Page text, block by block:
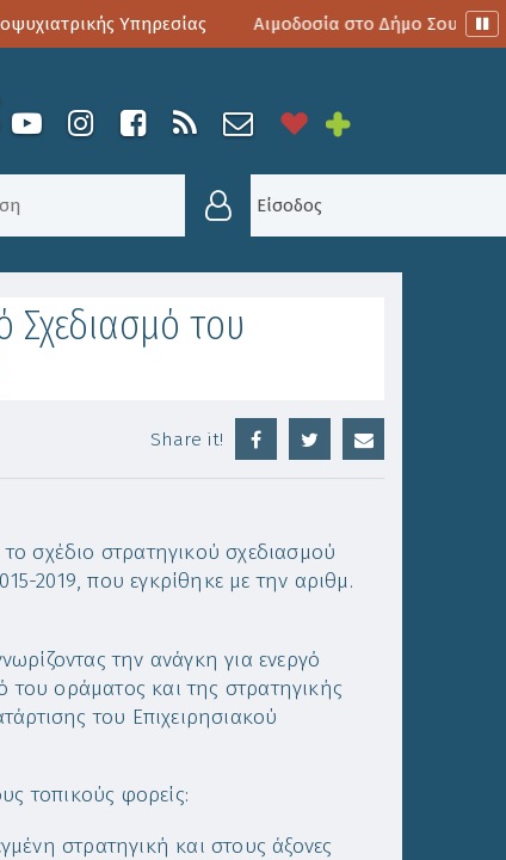
Υπηρεσίας Αιμοδοσία στο Δήμο Σουλίου
ΣΧΕΔΙΑΣΜΌ ΤΟΥ
Είσοδος
Σχεδιασμό του
Share it!
σχέδιο στρατηγικού σχεδιασμού
2019, που εγκρίθηκε με την αριθμ.
την ανάγκη για ενεργό
οράματος και της στρατηγικής
του Επιχειρησιακού
τοπικούς φορείς:
στρατηγική και στους άξονες